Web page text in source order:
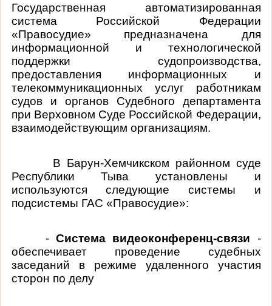
Государственная автоматизированная
система Российской Федерации
«Правосудие» предназначена для
информационной и технологической
поддержки судопроизводства,
предоставления информационных и
телекоммуникационных услуг работникам
судов и органов Судебного департамента
при Верховном Суде Российской Федерации,
взаимодействующим организациям.
В Барун-Хемчикском районном суде
Республики Тыва установлены и
используются следующие системы и
подсистемы ГАС «Правосудие»:
- Система видеоконференц-связи -
обеспечивает проведение судебных
заседаний в режиме удаленного участия
сторон по делу